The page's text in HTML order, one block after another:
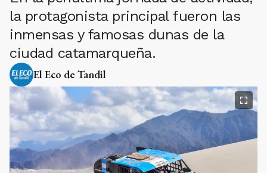
la protagonista principal fueron las
inmensas y famosas dunas de la
ciudad catamarqueña.
El Eco de Tandil